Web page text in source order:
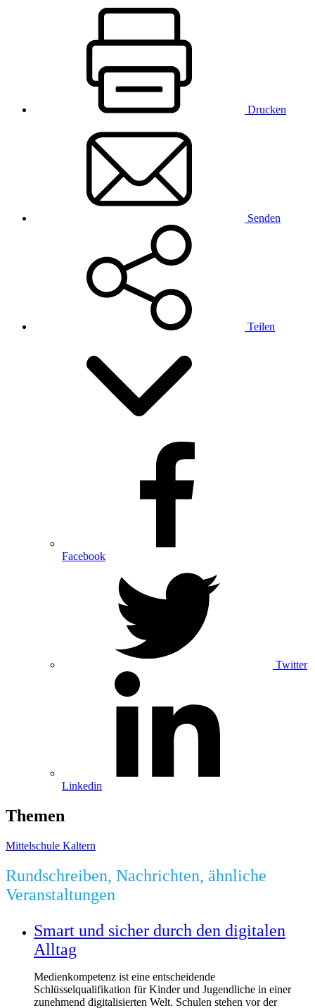
Drucken
Senden
Teilen
Facebook
Twitter
Linkedin
Themen
Mittelschule Kaltern
Rundschreiben, Nachrichten, ähnliche
Veranstaltungen
Smart und sicher durch den digitalen
Alltag
Medienkompetenz ist eine entscheidende
Schlüsselqualifikation für Kinder und Jugendliche in einer
zunehmend digitalisierten Welt. Schulen stehen vor der